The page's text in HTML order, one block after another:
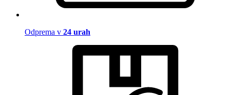
Odprema v 24 urah